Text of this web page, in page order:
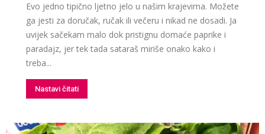
Evo jedno tipično ljetno jelo u našim krajevima. Možete
ga jesti za doručak, ručak ili večeru i nikad ne dosadi. Ja
uvijek sačekam malo dok pristignu domaće paprike i
paradajz, jer tek tada sataraš miriše onako kako i
treba...
Nastavi čitati